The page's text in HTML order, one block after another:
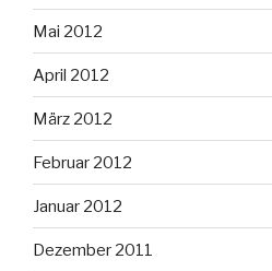
Mai 2012
April 2012
März 2012
Februar 2012
Januar 2012
Dezember 2011